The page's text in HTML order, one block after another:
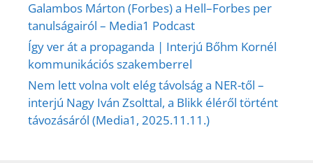
Galambos Márton (Forbes) a Hell–Forbes per
tanulságairól – Media1 Podcast
Így ver át a propaganda | Interjú Bőhm Kornél
kommunikációs szakemberrel
Nem lett volna volt elég távolság a NER-től –
interjú Nagy Iván Zsolttal, a Blikk éléről történt
távozásáról (Media1, 2025.11.11.)